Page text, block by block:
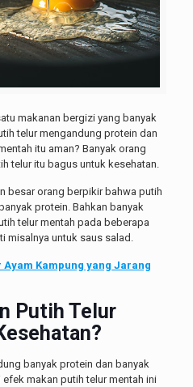
makanan bergizi yang banyak
telur mengandung protein dan
itu aman? Banyak orang
telur itu bagus untuk kesehatan.
besar orang berpikir bahwa putih
protein. Bahkan banyak
telur mentah pada beberapa
misalnya untuk saus salad.
Ayam Kampung yang Jarang
Putih Telur
banyak protein dan banyak
makan putih telur mentah ini